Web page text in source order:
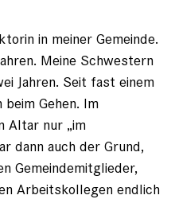
in meiner Gemeinde.
Meine Schwestern
Jahren. Seit fast einem
beim Gehen. Im
Altar nur „im
dann auch der Grund,
Gemeindemitglieder,
Arbeitskollegen endlich